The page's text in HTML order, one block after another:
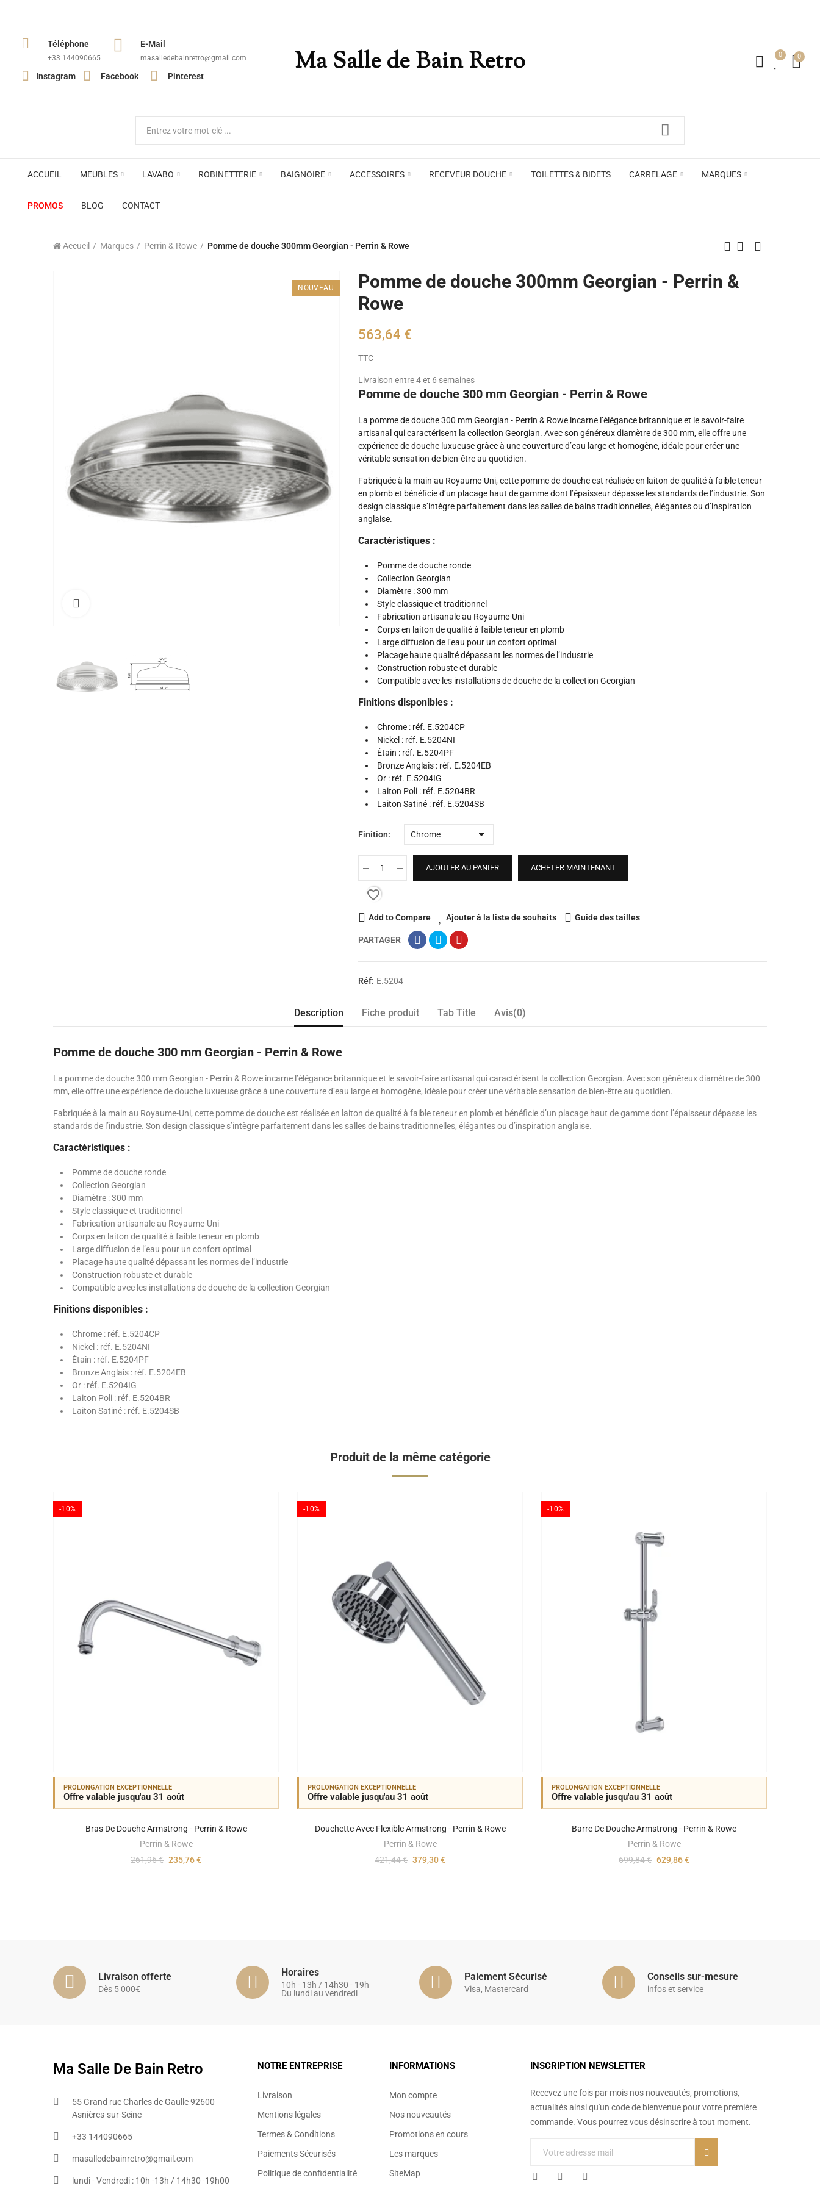
Téléphone
+33 144090665​
E-Mail
masalledebainretro@gmail.com
Instagram Facebook Pinterest Ma Salle de Bain Retro 0 0
ACCUEIL MEUBLES LAVABO ROBINETTERIE BAIGNOIRE ACCESSOIRES RECEVEUR DOUCHE TOILETTES & BIDETS CARRELAGE MARQUES
Plafonniers , spots et pendants
Voir toute la marque →
PROMOS BLOG CONTACT
Appliques murales Miroirs ACB
Accueil Marques Perrin & Rowe Pomme de douche 300mm Georgian - Perrin & Rowe
NOUVEAU
Pomme de douche 300mm Georgian - Perrin &
Rowe
563,64 €
TTC
Livraison entre 4 et 6 semaines
Pomme de douche 300 mm Georgian - Perrin & Rowe
La pomme de douche 300 mm Georgian - Perrin & Rowe incarne l’élégance britannique et le savoir-faire
artisanal qui caractérisent la collection Georgian. Avec son généreux diamètre de 300 mm, elle offre une
expérience de douche luxueuse grâce à une couverture d’eau large et homogène, idéale pour créer une
véritable sensation de bien-être au quotidien.
Fabriquée à la main au Royaume-Uni, cette pomme de douche est réalisée en laiton de qualité à faible teneur
en plomb et bénéficie d’un placage haut de gamme dont l’épaisseur dépasse les standards de l’industrie. Son
design classique s’intègre parfaitement dans les salles de bains traditionnelles, élégantes ou d’inspiration
anglaise.
Caractéristiques :
Pomme de douche ronde
Collection Georgian
Diamètre : 300 mm
Style classique et traditionnel
Fabrication artisanale au Royaume-Uni
Corps en laiton de qualité à faible teneur en plomb
Large diffusion de l’eau pour un confort optimal
Placage haute qualité dépassant les normes de l’industrie
Construction robuste et durable
Compatible avec les installations de douche de la collection Georgian
Finitions disponibles :
Chrome : réf. E.5204CP
Nickel : réf. E.5204NI
Étain : réf. E.5204PF
Bronze Anglais : réf. E.5204EB
Or : réf. E.5204IG
Laiton Poli : réf. E.5204BR
Laiton Satiné : réf. E.5204SB
Finition
AJOUTER AU PANIER ACHETER MAINTENANT
favorite_border
Add to Compare Ajouter à la liste de souhaits Guide des tailles
PARTAGER
Réf: E.5204
Description Fiche produit Tab Title Avis(0)
Pomme de douche 300 mm Georgian - Perrin & Rowe
La pomme de douche 300 mm Georgian - Perrin & Rowe incarne l’élégance britannique et le savoir-faire artisanal qui caractérisent la collection Georgian. Avec son généreux diamètre de 300
mm, elle offre une expérience de douche luxueuse grâce à une couverture d’eau large et homogène, idéale pour créer une véritable sensation de bien-être au quotidien.
Fabriquée à la main au Royaume-Uni, cette pomme de douche est réalisée en laiton de qualité à faible teneur en plomb et bénéficie d’un placage haut de gamme dont l’épaisseur dépasse les
standards de l’industrie. Son design classique s’intègre parfaitement dans les salles de bains traditionnelles, élégantes ou d’inspiration anglaise.
Caractéristiques :
Pomme de douche ronde
Collection Georgian
Diamètre : 300 mm
Style classique et traditionnel
Fabrication artisanale au Royaume-Uni
Corps en laiton de qualité à faible teneur en plomb
Large diffusion de l’eau pour un confort optimal
Placage haute qualité dépassant les normes de l’industrie
Construction robuste et durable
Compatible avec les installations de douche de la collection Georgian
Finitions disponibles :
Chrome : réf. E.5204CP
Nickel : réf. E.5204NI
Étain : réf. E.5204PF
Bronze Anglais : réf. E.5204EB
Or : réf. E.5204IG
Laiton Poli : réf. E.5204BR
Laiton Satiné : réf. E.5204SB
Produit de la même catégorie
-10%
PROLONGATION EXCEPTIONNELLE
Offre valable jusqu'au 31 août
Bras De Douche Armstrong - Perrin & Rowe
Perrin & Rowe
261,96 € 235,76 €
-10%
PROLONGATION EXCEPTIONNELLE
Offre valable jusqu'au 31 août
Douchette Avec Flexible Armstrong - Perrin & Rowe
Perrin & Rowe
421,44 € 379,30 €
-10%
PROLONGATION EXCEPTIONNELLE
Offre valable jusqu'au 31 août
Barre De Douche Armstrong - Perrin & Rowe
Perrin & Rowe
699,84 € 629,86 €
Livraison offerte
Dès 5 000€
Horaires
10h - 13h / 14h30 - 19h
Du lundi au vendredi
Paiement Sécurisé
Visa, Mastercard
Conseils sur-mesure
infos et service
Ma Salle De Bain Retro
55 Grand rue Charles de Gaulle 92600
Asnières-sur-Seine
+33 144090665​
masalledebainretro@gmail.com
lundi - Vendredi : 10h -13h / 14h30 -19h00
NOTRE ENTREPRISE
Livraison
Mentions légales
Termes & Conditions
Paiements Sécurisés
Politique de confidentialité
INFORMATIONS
Mon compte
Nos nouveautés
Promotions en cours
Les marques
SiteMap
INSCRIPTION NEWSLETTER
Recevez une fois par mois nos nouveautés, promotions,
actualités ainsi qu'un code de bienvenue pour votre première
commande. Vous pourrez vous désinscrire à tout moment.